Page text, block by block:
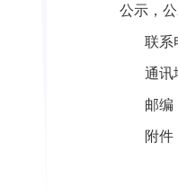
公示，
联系电
通讯地
邮编
附件：